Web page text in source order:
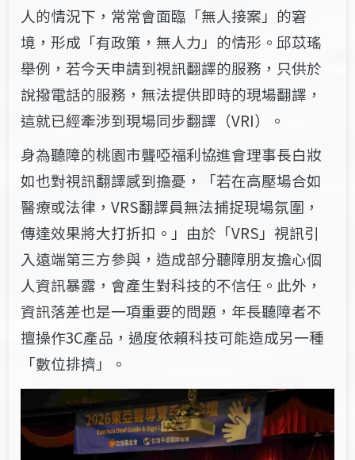
人的情況下，常常會面臨「無人接案」的窘
境，形成「有政策，無人力」的情形。邱苡瑤
舉例，若今天申請到視訊翻譯的服務，只供於
說撥電話的服務，無法提供即時的現場翻譯，
這就已經牽涉到現場同步翻譯（VRI）。
身為聽障的桃園市聾啞福利協進會理事長白妝
如也對視訊翻譯感到擔憂，「若在高壓場合如
醫療或法律，VRS翻譯員無法捕捉現場氛圍，
傳達效果將大打折扣。」由於「VRS」視訊引
入遠端第三方參與，造成部分聽障朋友擔心個
人資訊暴露，會產生對科技的不信任。此外，
資訊落差也是一項重要的問題，年長聽障者不
擅操作3C產品，過度依賴科技可能造成另一種
「數位排擠」。